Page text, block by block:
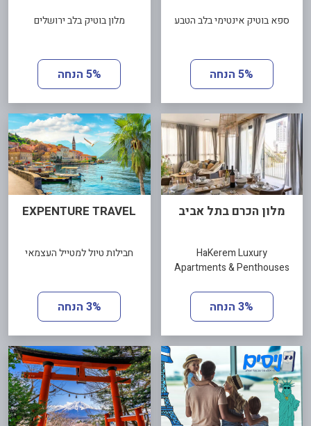
ספא בוטיק אינטימי בלב הטבע
5% הנחה
מלון בוטיק בלב ירושלים
5% הנחה
מלון הכרם בתל אביב
HaKerem Luxury
Apartments & Penthouses
3% הנחה
EXPENTURE TRAVEL
חבילות טיול למטייל העצמאי
3% הנחה